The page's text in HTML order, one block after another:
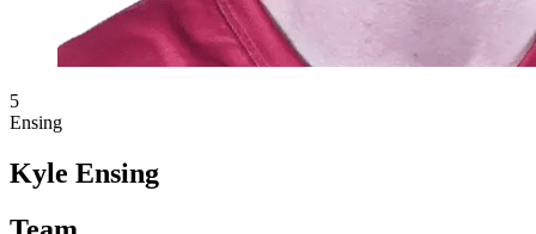
5
Ensing
Kyle Ensing